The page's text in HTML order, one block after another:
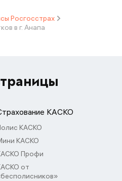
Росгосстрах
в г. Анапа
КАСКО
КАСКО
КАСКО
Профи
от